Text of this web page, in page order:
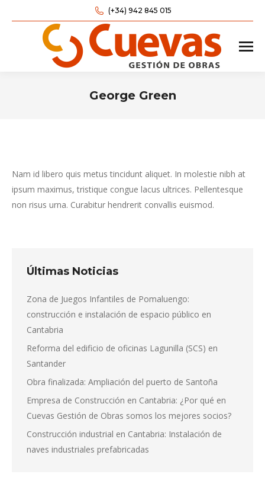
(+34) 942 845 015
George Green
Nam id libero quis metus tincidunt aliquet. In molestie nibh at
ipsum maximus, tristique congue lacus ultrices. Pellentesque
non risus urna. Curabitur hendrerit convallis euismod.
Últimas Noticias
Zona de Juegos Infantiles de Pomaluengo:
construcción e instalación de espacio público en
Cantabria
Reforma del edificio de oficinas Lagunilla (SCS) en
Santander
Obra finalizada: Ampliación del puerto de Santoña
Empresa de Construcción en Cantabria: ¿Por qué en
Cuevas Gestión de Obras somos los mejores socios?
Construcción industrial en Cantabria: Instalación de
naves industriales prefabricadas